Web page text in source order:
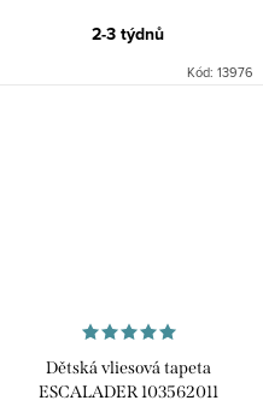
2-3 týdnů
Kód: 13976
Dětská vliesová tapeta
ESCALADER 103562011